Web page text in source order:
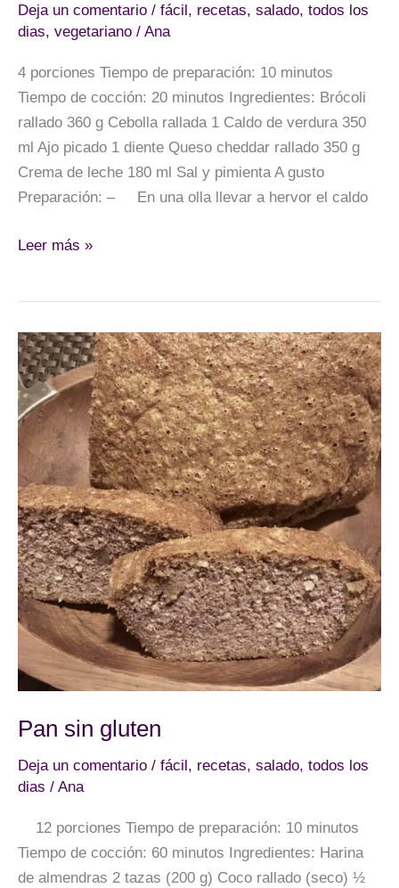
Deja un comentario / fácil, recetas, salado, todos los
dias, vegetariano / Ana
4 porciones Tiempo de preparación: 10 minutos
Tiempo de cocción: 20 minutos Ingredientes: Brócoli
rallado 360 g Cebolla rallada 1 Caldo de verdura 350
ml Ajo picado 1 diente Queso cheddar rallado 350 g
Crema de leche 180 ml Sal y pimienta A gusto
Preparación: – En una olla llevar a hervor el caldo
Sopa
Leer más »
Pan sin gluten
Deja un comentario / fácil, recetas, salado, todos los
dias / Ana
12 porciones Tiempo de preparación: 10 minutos
Tiempo de cocción: 60 minutos Ingredientes: Harina
de almendras 2 tazas (200 g) Coco rallado (seco) ½